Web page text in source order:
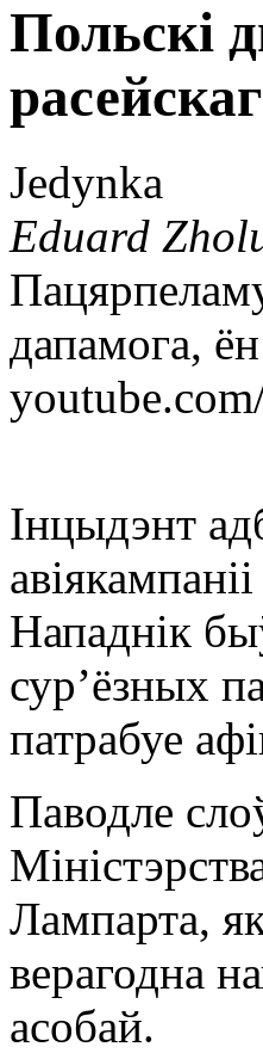
Польскі
Jedynka
Eduard
дапамога,
Інцыдэнт
Нападнік
сурʼёзных
патрабуе
Паводле
Лампарта,
верагодна
асобай.